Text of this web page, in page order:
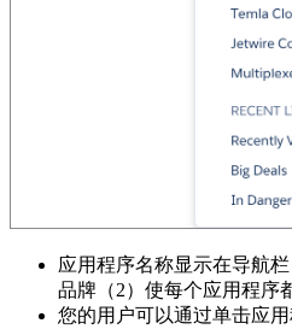
应用程序名称显示在导航
品牌（2）使每个应用程序
您的用户可以通过单击应